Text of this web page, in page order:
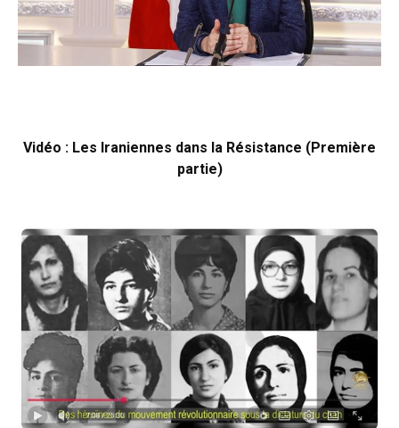
Vidéo : Les Iraniennes dans la Résistance (Première
partie)